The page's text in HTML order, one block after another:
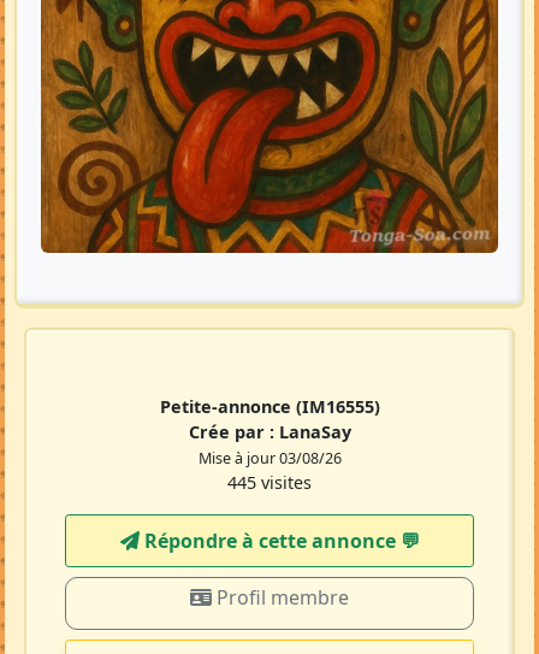
Petite-annonce (IM16555)
Crée par : LanaSay
Mise à jour 03/08/26
445 visites
Répondre à cette annonce 💬​
Profil membre